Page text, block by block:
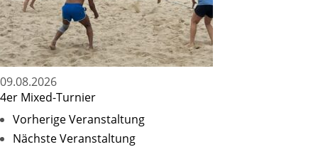
09.08.2026
4er Mixed-Turnier
Vorherige Veranstaltung
Nächste Veranstaltung